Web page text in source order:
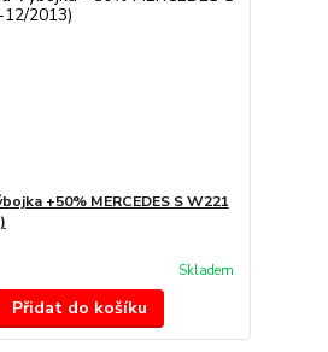
+50% MERCEDES S W221
Skladem
Přidat do košíku